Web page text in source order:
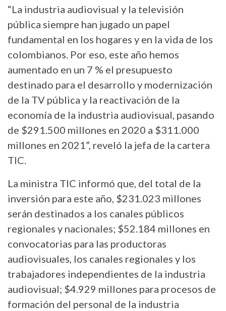
“La industria audiovisual y la televisión
pública siempre han jugado un papel
fundamental en los hogares y en la vida de los
colombianos. Por eso, este año hemos
aumentado en un 7 % el presupuesto
destinado para el desarrollo y modernización
de la TV pública y la reactivación de la
economía de la industria audiovisual, pasando
de $291.500 millones en 2020 a $311.000
millones en 2021”, reveló la jefa de la cartera
TIC.
La ministra TIC informó que, del total de la
inversión para este año, $231.023 millones
serán destinados a los canales públicos
regionales y nacionales; $52.184 millones en
convocatorias para las productoras
audiovisuales, los canales regionales y los
trabajadores independientes de la industria
audiovisual; $4.929 millones para procesos de
formación del personal de la industria